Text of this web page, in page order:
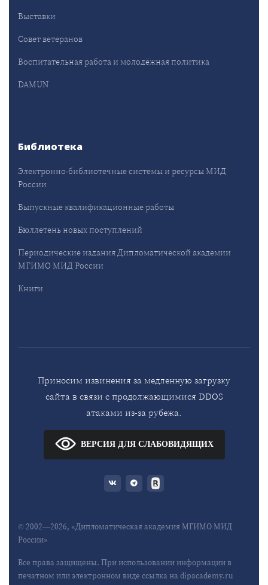
Выставки
Совет ветеранов
Воспитательная работа и молодёжная политика
DAMUN
Библиотека
Электронно-библиотечные системы и ресурсы МИД
России
Выпускные квалификационные работы
Бюллетень новых поступлений
Периодические издания Дипломатической академии
МГИМО МИД России
Книги
Приносим извинения за медленную загрузку
сайта в связи с продолжающимися DDOS
атаками из-за рубежа.
ВЕРСИЯ ДЛЯ СЛАБОВИДЯЩИХ
© 2002—2026, «Дипломатическая академия МГИМО МИД
России»
Все права защищены. При использовании информации в
печатном или электронном виде ссылка на dipacademy.ru